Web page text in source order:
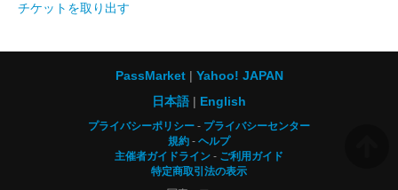
チケットを取り出す
PassMarket
Yahoo! JAPAN
日本語
English
プライバシーポリシー
プライバシーセンター
規約
ヘルプ
主催者ガイドライン
ご利用ガイド
特定商取引法の表示